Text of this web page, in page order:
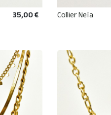
35,00 € Collier Neïa